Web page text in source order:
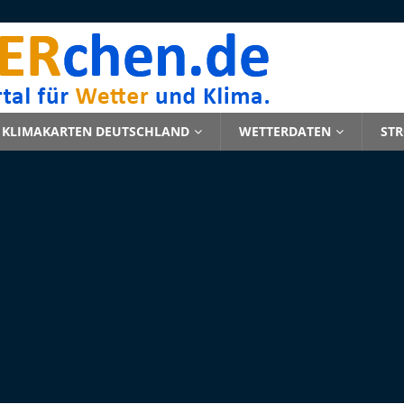
KLIMAKARTEN DEUTSCHLAND WETTERDATEN